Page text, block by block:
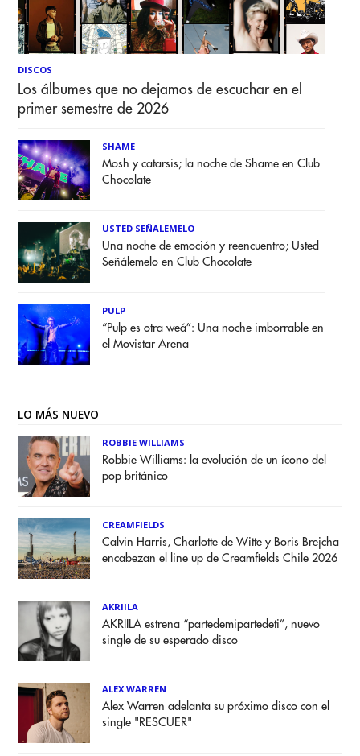
DISCOS
Los álbumes que no dejamos de escuchar en el
primer semestre de 2026
SHAME
Mosh y catarsis; la noche de Shame en Club
Chocolate
USTED SEÑALEMELO
Una noche de emoción y reencuentro; Usted
Señálemelo en Club Chocolate
PULP
“Pulp es otra weá”: Una noche imborrable en
el Movistar Arena
LO MÁS NUEVO
ROBBIE WILLIAMS
Robbie Williams: la evolución de un ícono del
pop británico
CREAMFIELDS
Calvin Harris, Charlotte de Witte y Boris Brejcha
encabezan el line up de Creamfields Chile 2026
AKRIILA
AKRIILA estrena “partedemipartedeti”, nuevo
single de su esperado disco
ALEX WARREN
Alex Warren adelanta su próximo disco con el
single "RESCUER"